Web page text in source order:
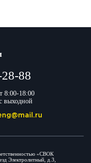
88
8:00-18:00
выходной
«СВОК
Электролитный, д.3,